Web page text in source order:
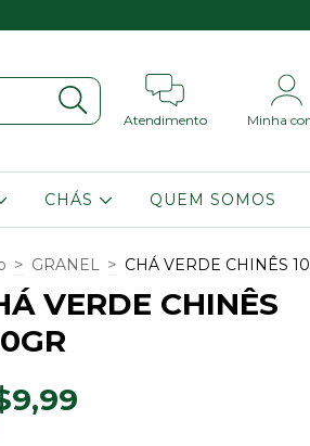
Atendimento Minha
CHÁS QUEM SOMOS
> GRANEL > CHÁ VERDE CHINÊS
VERDE CHINÊS